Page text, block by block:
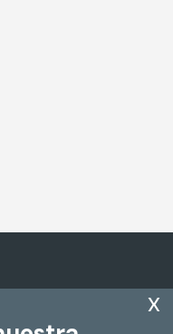
x